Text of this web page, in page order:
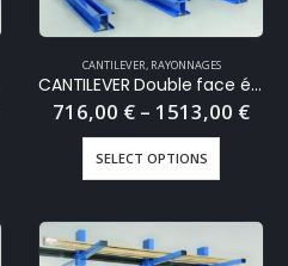
CANTILEVER RAYONNAGES
CANTILEVER Double face élément suivant
716,00 € – 1513,00 €
SELECT OPTIONS